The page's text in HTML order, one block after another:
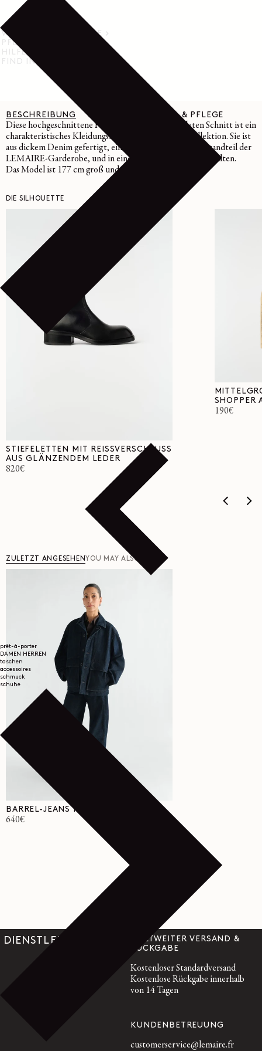
prêt-à-porter
DAMEN
HERREN
taschen
accessoires
schmuck
schuhe
VERSAND & RÜCKGABE
PFLEGEHINWEISE
HILFE & SUPPORT
FIND IN STORE
BESCHREIBUNG DETAILS MATERIAL & PFLEGE
Diese hochgeschnittene Hose mit ihrem abgerundeten Schnitt ist ein
charakteristisches Kleidungsstück der LEMAIRE-Kollektion. Sie ist
aus dickem Denim gefertigt, einem unverzichtbaren Bestandteil der
LEMAIRE-Garderobe, und in einem tiefen Indigoblau gehalten.
Das Model ist 177 cm groß und trägt Größe 36 (S).
DIE SILHOUETTE
STIEFELETTEN MIT REISSVERSCHLUSS
AUS GLÄNZENDEM LEDER
Normaler
820€
SHOPPER
Normaler
190€
ZULETZT ANGESEHENYOU MAY ALSO LIKE
BARREL-JEANS MIT HOHER TAILLE
Normaler
640€
DIENSTLEISTUNGEN
WELTWEITER VERSAND &
RÜCKGABE
Kostenloser Standardversand
Kostenlose Rückgabe innerhalb
von 14 Tagen
KUNDENBETREUUNG
customerservice@lemaire.fr